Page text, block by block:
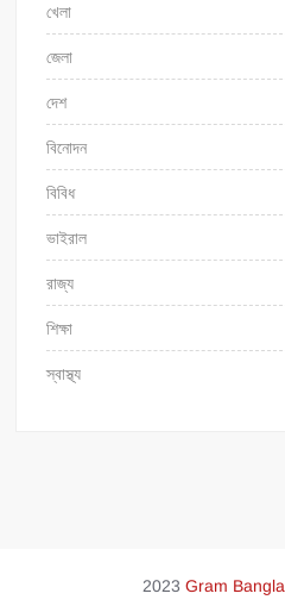
খেলা
জেলা
দেশ
বিনোদন
বিবিধ
ভাইরাল
রাজ্য
শিক্ষা
স্বাস্থ্য
2023Gram Bangla